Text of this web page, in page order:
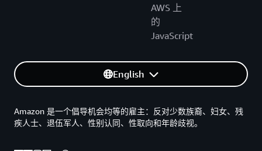
AWS 上
的
JavaScript
English
Amazon 是一个倡导机会均等的雇主：反对少数族裔、妇女、残
疾人士、退伍军人、性别认同、性取向和年龄歧视。